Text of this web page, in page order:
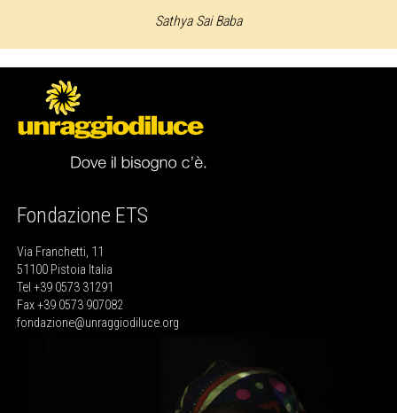
Sathya Sai Baba
Fondazione ETS
Via Franchetti, 11
51100 Pistoia Italia
Tel +39 0573 31291
Fax +39 0573 907082
fondazione@unraggiodiluce.org